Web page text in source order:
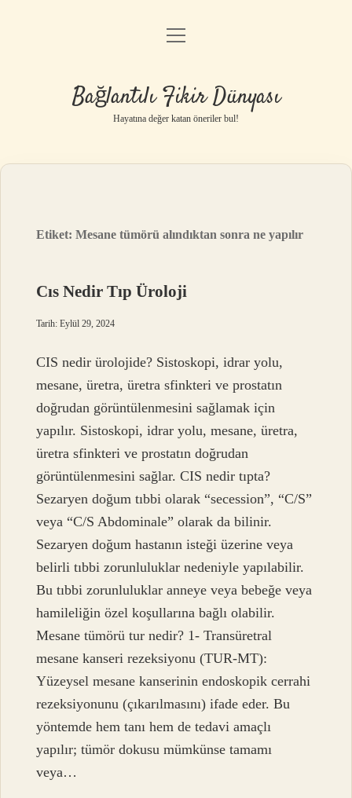
Anasayfa
Yasal Uyarı
menüyü
Bağlantılı Fikir Dünyası
Hayatına değer katan öneriler bul!
Etiket:Mesane tümörü alındıktan sonra ne yapılır
Cıs Nedir Tıp Üroloji
Tarih: Eylül 29, 2024
CIS nedir ürolojide? Sistoskopi, idrar yolu,
mesane, üretra, üretra sfinkteri ve prostatın
doğrudan görüntülenmesini sağlamak için
yapılır. Sistoskopi, idrar yolu, mesane, üretra,
üretra sfinkteri ve prostatın doğrudan
görüntülenmesini sağlar. CIS nedir tıpta?
Sezaryen doğum tıbbi olarak “secession”, “C/S”
veya “C/S Abdominale” olarak da bilinir.
Sezaryen doğum hastanın isteği üzerine veya
belirli tıbbi zorunluluklar nedeniyle yapılabilir.
Bu tıbbi zorunluluklar anneye veya bebeğe veya
hamileliğin özel koşullarına bağlı olabilir.
Mesane tümörü tur nedir? 1- Transüretral
mesane kanseri rezeksiyonu (TUR-MT):
Yüzeysel mesane kanserinin endoskopik cerrahi
rezeksiyonunu (çıkarılmasını) ifade eder. Bu
yöntemde hem tanı hem de tedavi amaçlı
yapılır; tümör dokusu mümkünse tamamı
veya…